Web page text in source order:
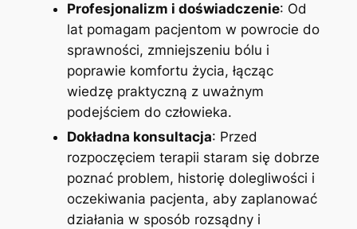
Profesjonalizm i doświadczenie: Od
lat pomagam pacjentom w powrocie do
sprawności, zmniejszeniu bólu i
poprawie komfortu życia, łącząc
wiedzę praktyczną z uważnym
podejściem do człowieka.
Dokładna konsultacja: Przed
rozpoczęciem terapii staram się dobrze
poznać problem, historię dolegliwości i
oczekiwania pacjenta, aby zaplanować
działania w sposób rozsądny i